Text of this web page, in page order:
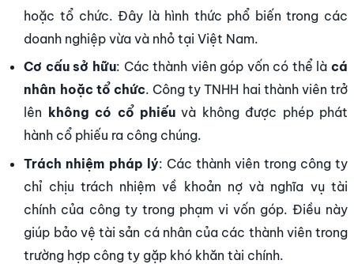
hoặc tổ chức. Đây là hình thức phổ biến trong các
doanh nghiệp vừa và nhỏ tại Việt Nam.
Cơ cấu sở hữu: Các thành viên góp vốn có thể làcá
nhân hoặc tổ chức. Công ty TNHH hai thành viên trở
lên không có cổ phiếu và không được phép phát
hành cổ phiếu ra công chúng.
Trách nhiệm pháp lý: Các thành viên trong công ty
chỉ chịu trách nhiệm về khoản nợ và nghĩa vụ tài
chính của công ty trong phạm vi vốn góp. Điều này
giúp bảo vệ tài sản cá nhân của các thành viên trong
trường hợp công ty gặp khó khăn tài chính.